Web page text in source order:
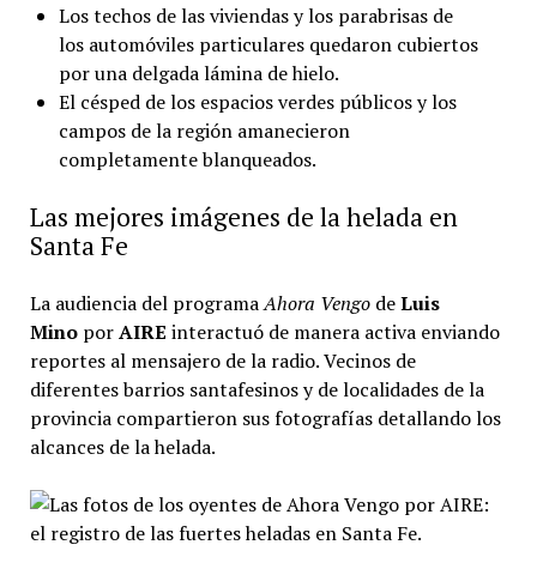
Los techos de las viviendas y los parabrisas de
los automóviles particulares quedaron cubiertos
por una delgada lámina de hielo.
El césped de los espacios verdes públicos y los
campos de la región amanecieron
completamente blanqueados.
Las mejores imágenes de la helada en
Santa Fe
La audiencia del programaAhora VengodeLuis
Mino porAIRE interactuó de manera activa enviando
reportes al mensajero de la radio. Vecinos de
diferentes barrios santafesinos y de localidades de la
provincia compartieron sus fotografías detallando los
alcances de la helada.